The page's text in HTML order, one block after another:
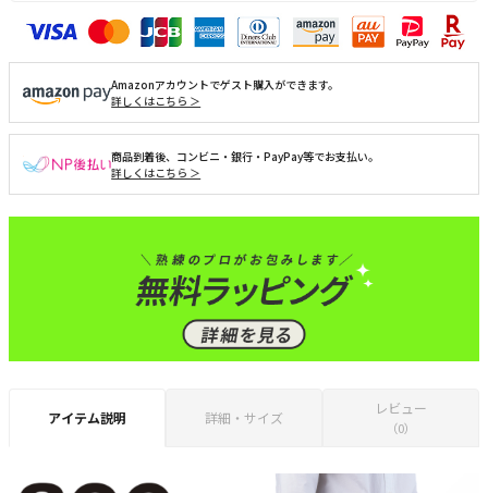
Amazonアカウントでゲスト購入ができます。
詳しくはこちら ＞
商品到着後、コンビニ・銀行・PayPay等でお支払い。
詳しくはこちら ＞
アイテム説明 詳細・サイズ
レビュー
（0）